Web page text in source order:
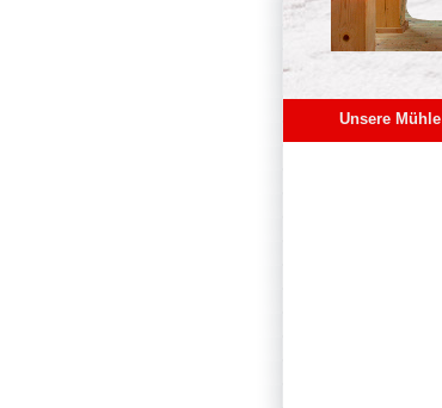
Unsere Mühle